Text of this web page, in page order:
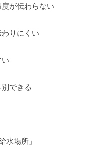
度が伝わらない
わりにくい
い
別できる
水場所」